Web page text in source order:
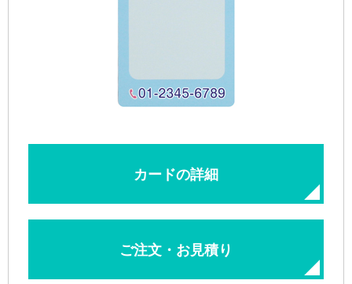
カードの詳細
ご注文・お見積り